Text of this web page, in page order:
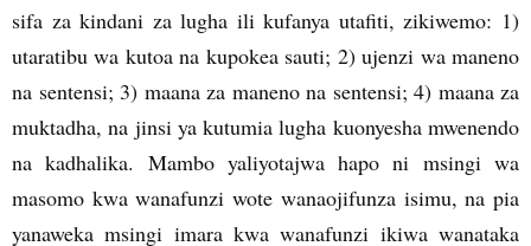
sifa za kindani za lugha ili kufanya utafiti, zikiwemo: 1)
utaratibu wa kutoa na kupokea sauti; 2) ujenzi wa maneno
na sentensi; 3) maana za maneno na sentensi; 4) maana za
muktadha, na jinsi ya kutumia lugha kuonyesha mwenendo
na kadhalika. Mambo yaliyotajwa hapo ni msingi wa
masomo kwa wanafunzi wote wanaojifunza isimu, na pia
yanaweka msingi imara kwa wanafunzi ikiwa wanataka